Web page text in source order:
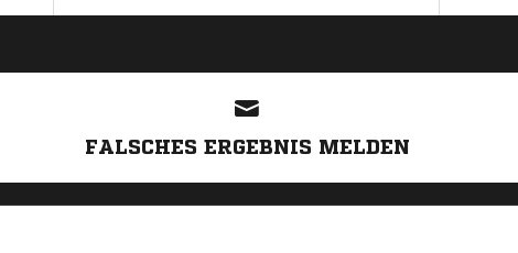
FALSCHES ERGEBNIS MELDEN